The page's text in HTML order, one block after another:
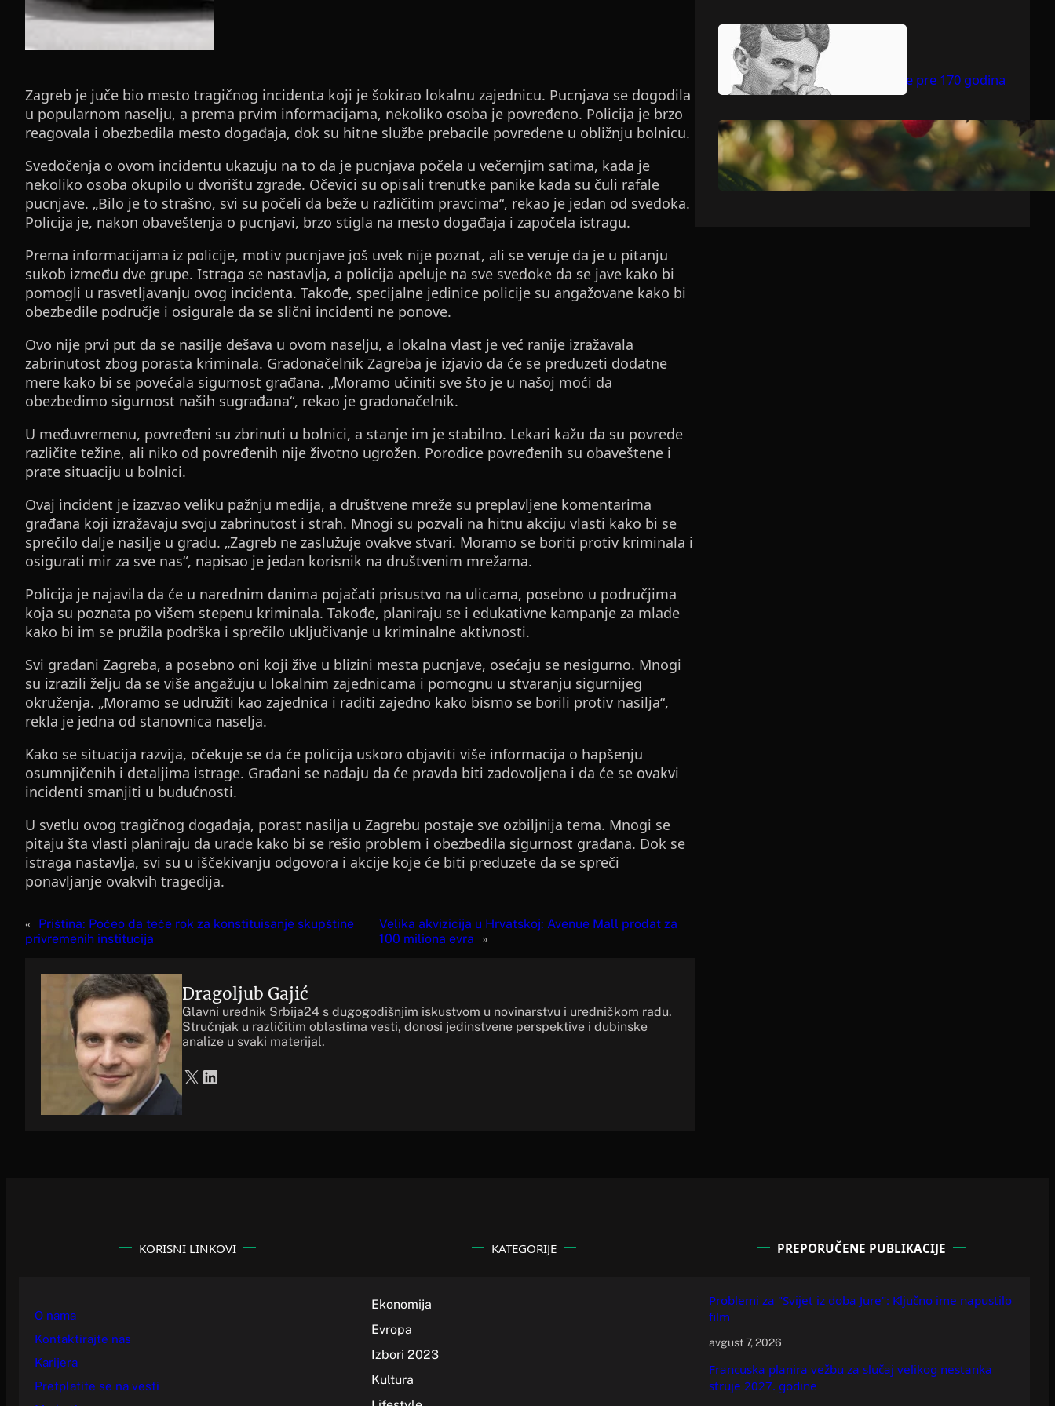
Zagreb je juče bio mesto tragičnog incidenta koji je šokirao lokalnu zajednicu. Pucnjava se dogodila
u popularnom naselju, a prema prvim informacijama, nekoliko osoba je povređeno. Policija je brzo
reagovala i obezbedila mesto događaja, dok su hitne službe prebacile povređene u obližnju bolnicu.
Svedočenja o ovom incidentu ukazuju na to da je pucnjava počela u večernjim satima, kada je
nekoliko osoba okupilo u dvorištu zgrade. Očevici su opisali trenutke panike kada su čuli rafale
pucnjave. „Bilo je to strašno, svi su počeli da beže u različitim pravcima“, rekao je jedan od svedoka.
Policija je, nakon obaveštenja o pucnjavi, brzo stigla na mesto događaja i započela istragu.
Prema informacijama iz policije, motiv pucnjave još uvek nije poznat, ali se veruje da je u pitanju
sukob između dve grupe. Istraga se nastavlja, a policija apeluje na sve svedoke da se jave kako bi
pomogli u rasvetljavanju ovog incidenta. Takođe, specijalne jedinice policije su angažovane kako bi
obezbedile područje i osigurale da se slični incidenti ne ponove.
Ovo nije prvi put da se nasilje dešava u ovom naselju, a lokalna vlast je već ranije izražavala
zabrinutost zbog porasta kriminala. Gradonačelnik Zagreba je izjavio da će se preduzeti dodatne
mere kako bi se povećala sigurnost građana. „Moramo učiniti sve što je u našoj moći da
obezbedimo sigurnost naših sugrađana“, rekao je gradonačelnik.
U međuvremenu, povređeni su zbrinuti u bolnici, a stanje im je stabilno. Lekari kažu da su povrede
različite težine, ali niko od povređenih nije životno ugrožen. Porodice povređenih su obaveštene i
prate situaciju u bolnici.
Ovaj incident je izazvao veliku pažnju medija, a društvene mreže su preplavljene komentarima
građana koji izražavaju svoju zabrinutost i strah. Mnogi su pozvali na hitnu akciju vlasti kako bi se
sprečilo dalje nasilje u gradu. „Zagreb ne zaslužuje ovakve stvari. Moramo se boriti protiv kriminala i
osigurati mir za sve nas“, napisao je jedan korisnik na društvenim mrežama.
Policija je najavila da će u narednim danima pojačati prisustvo na ulicama, posebno u područjima
koja su poznata po višem stepenu kriminala. Takođe, planiraju se i edukativne kampanje za mlade
kako bi im se pružila podrška i sprečilo uključivanje u kriminalne aktivnosti.
Svi građani Zagreba, a posebno oni koji žive u blizini mesta pucnjave, osećaju se nesigurno. Mnogi
su izrazili želju da se više angažuju u lokalnim zajednicama i pomognu u stvaranju sigurnijeg
okruženja. „Moramo se udružiti kao zajednica i raditi zajedno kako bismo se borili protiv nasilja“,
rekla je jedna od stanovnica naselja.
Kako se situacija razvija, očekuje se da će policija uskoro objaviti više informacija o hapšenju
osumnjičenih i detaljima istrage. Građani se nadaju da će pravda biti zadovoljena i da će se ovakvi
incidenti smanjiti u budućnosti.
U svetlu ovog tragičnog događaja, porast nasilja u Zagrebu postaje sve ozbiljnija tema. Mnogi se
pitaju šta vlasti planiraju da urade kako bi se rešio problem i obezbedila sigurnost građana. Dok se
istraga nastavlja, svi su u iščekivanju odgovora i akcije koje će biti preduzete da se spreči
ponavljanje ovakvih tragedija.
« Priština: Počeo da teče rok za konstituisanje skupštine
privremenih institucija
Velika akvizicija u Hrvatskoj: Avenue Mall prodat za
100 miliona evra
»
Dragoljub Gajić
Glavni urednik Srbija24 s dugogodišnjim iskustvom u novinarstvu i uredničkom radu.
Stručnjak u različitim oblastima vesti, donosi jedinstvene perspektive i dubinske
analize u svaki materijal.
X LinkedIn
jul 9, 2026
Nikola Tesla rođen je pre 170 godina
jul 9, 2026 Dragoljub Gajić
Srbija očekuje rekordnu voćarsku
godinu
KORISNI LINKOVI
O nama
Kontaktirajte nas
Karijera
Pretplatite se na vesti
KATEGORIJE
Ekonomija
Evropa
Izbori 2023
Kultura
PREPORUČENE PUBLIKACIJE
Problemi za "Svijet iz doba Jure": Ključno ime napustilo
film
avgust 7, 2026
Francuska planira vežbu za slučaj velikog nestanka
struje 2027. godine